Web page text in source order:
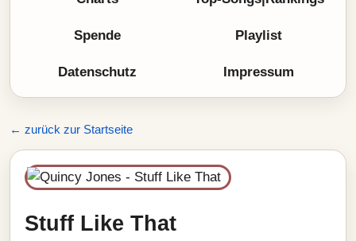
Spende Playlist
Datenschutz Impressum
← zurück zur Startseite
Stuff Like That